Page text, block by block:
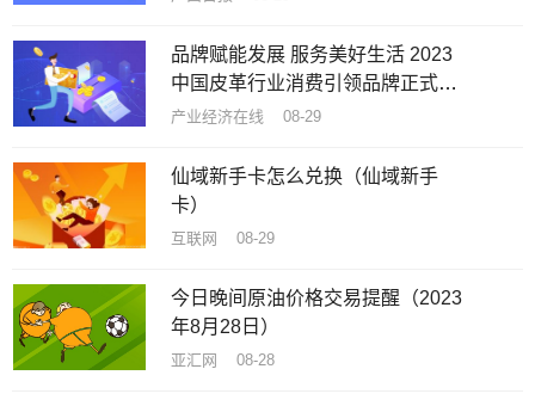
品牌赋能发展 服务美好生活 2023
中国皮革行业消费引领品牌正式推
出
产业经济在线 08-29
仙域新手卡怎么兑换（仙域新手
卡）
互联网 08-29
今日晚间原油价格交易提醒（2023
年8月28日）
亚汇网 08-28